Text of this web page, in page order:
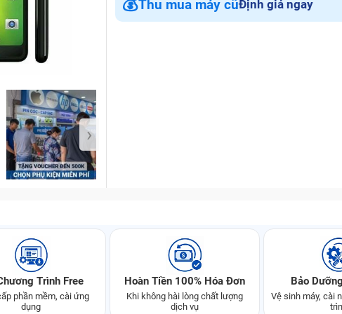
›
💰Thu mua máy cũĐịnh giá ngay
Trình Free
phần mềm, cài ứng
dụng
Hoàn Tiền 100% Hóa Đơn
Khi không hài lòng chất lượng
dịch vụ
Bảo
Vệ sinh máy, cài